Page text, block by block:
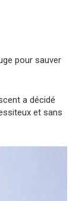
pour sauver
a décidé
et sans